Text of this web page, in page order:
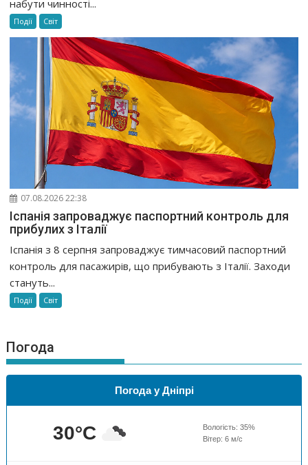
набути чинності...
Події Світ
07.08.2026 22:38
Іспанія запроваджує паспортний контроль для
прибулих з Італії
Іспанія з 8 серпня запроваджує тимчасовий паспортний
контроль для пасажирів, що прибувають з Італії. Заходи
стануть...
Події Світ
Погода
Погода у Дніпрі
30°C Вологість: 35%
Вітер: 6м/с